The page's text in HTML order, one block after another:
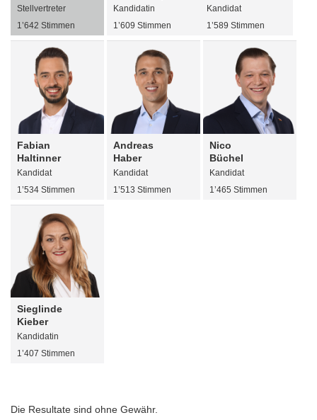
Stellvertreter
1’642 Stimmen
Kandidatin
1’609 Stimmen
Kandidat
1’589 Stimmen
Fabian
Haltinner
Kandidat
1’534 Stimmen
Andreas
Haber
Kandidat
1’513 Stimmen
Nico
Büchel
Kandidat
1’465 Stimmen
Sieglinde
Kieber
Kandidatin
1’407 Stimmen
Die Resultate sind ohne Gewähr.